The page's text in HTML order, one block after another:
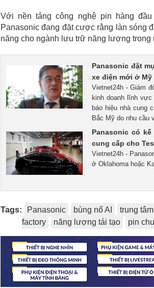
Với nền tảng công nghệ pin hàng
Panasonic đang đặt cược rằng làn sóng
năng cho ngành lưu trữ năng lượng trong
Panasonic đặt
xe điện mới ở Mỹ
Vietnet24h - Giám
kinh doanh lĩnh
báo hiệu nhà cung
Bắc Mỹ do nhu cầu
Panasonic có
cung cấp cho
Vietnet24h -
ở Oklahoma hoặc
Tags: Panasonic bùng nổ AI trung
factory
năng lượng tái tạo pin